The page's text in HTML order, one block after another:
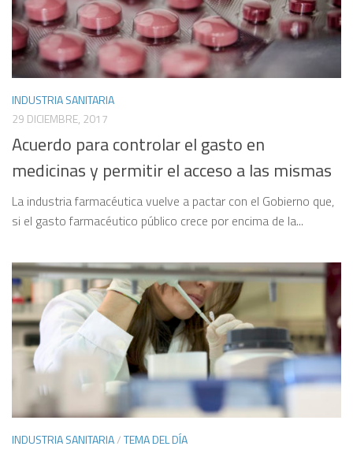
INDUSTRIA SANITARIA
29 DICIEMBRE, 2017
Acuerdo para controlar el gasto en
medicinas y permitir el acceso a las mismas
La industria farmacéutica vuelve a pactar con el Gobierno que,
si el gasto farmacéutico público crece por encima de la...
INDUSTRIA SANITARIA/TEMA DEL DÍA